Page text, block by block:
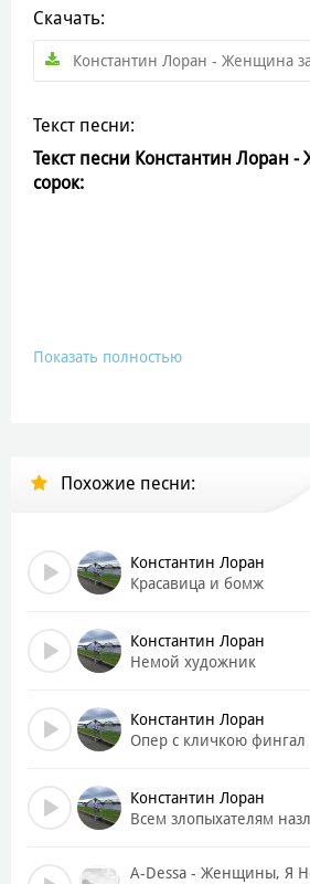
Скачать:
Константин Лоран - Женщина
Текст песни:
Текст песни Константин Лоран
сорок:
Показать полностью
Похожие песни:
Константин Лоран
Красавица и бомж
Константин Лоран
Немой художник
Константин Лоран
Опер с кличкою фингал
Константин Лоран
Всем злопыхателям
A-Dessa - Женщины, Я